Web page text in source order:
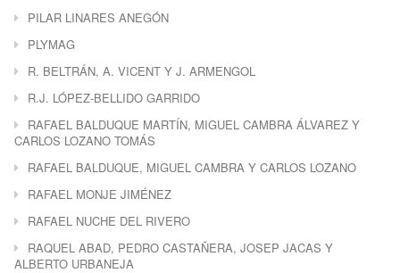
PILAR LINARES ANEGÓN
PLYMAG
R. BELTRÁN, A. VICENT Y J. ARMENGOL
R.J. LÓPEZ-BELLIDO GARRIDO
RAFAEL BALDUQUE MARTÍN, MIGUEL CAMBRA ÁLVAREZ Y
CARLOS LOZANO TOMÁS
RAFAEL BALDUQUE, MIGUEL CAMBRA Y CARLOS LOZANO
RAFAEL MONJE JIMÉNEZ
RAFAEL NUCHE DEL RIVERO
RAQUEL ABAD, PEDRO CASTAÑERA, JOSEP JACAS Y
ALBERTO URBANEJA